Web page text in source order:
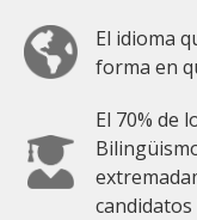
El idioma
forma en
El 70% de